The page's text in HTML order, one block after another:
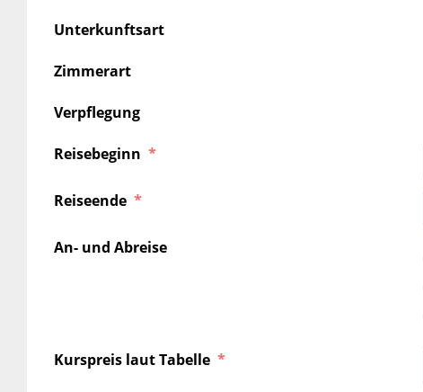
Unterkunftsart
Zimmerart
Verpflegung
Reisebeginn
Reiseende
An- und Abreise
Kurspreis laut Tabelle